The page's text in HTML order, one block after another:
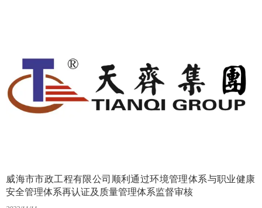
威海市市政工程有限公司顺利通过环境管理体系与职业健康
安全管理体系再认证及质量管理体系监督审核